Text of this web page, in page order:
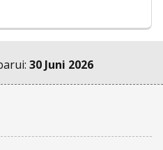
30 Juni 2026